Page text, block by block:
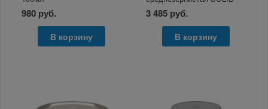
980 руб.
В корзину
Full 4500 гр
3 485 руб.
В корзину